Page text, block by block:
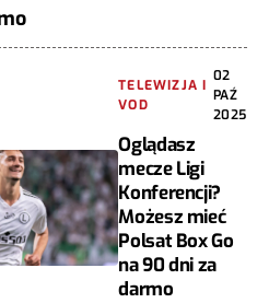
TELEWIZJA I
VOD
02
PAŹ
2025
Oglądasz
mecze Ligi
Konferencji?
Możesz mieć
Polsat Box Go
na 90 dni za
darmo